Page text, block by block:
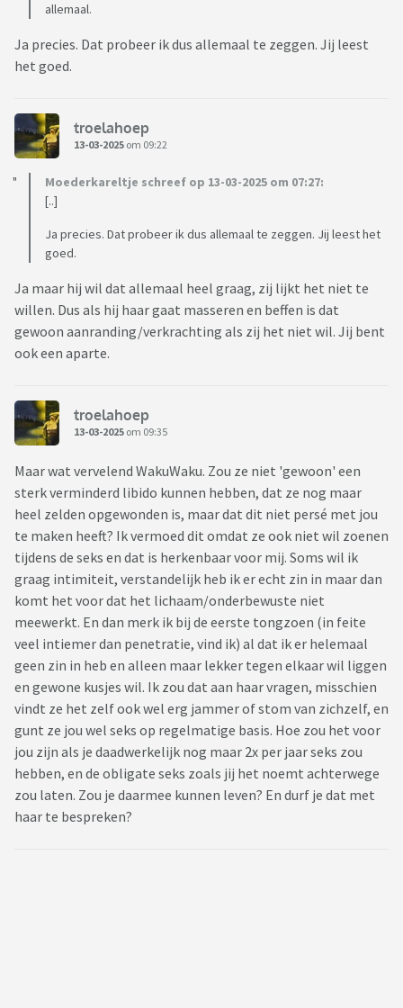
allemaal.
Ja precies. Dat probeer ik dus allemaal te zeggen. Jij leest
het goed.
troelahoep
13-03-2025 om 09:22
Moederkareltje schreef op 13-03-2025 om 07:27:
[..]
Ja precies. Dat probeer ik dus allemaal te zeggen. Jij leest het
goed.
Ja maar hij wil dat allemaal heel graag, zij lijkt het niet te
willen. Dus als hij haar gaat masseren en beffen is dat
gewoon aanranding/verkrachting als zij het niet wil. Jij bent
ook een aparte.
troelahoep
13-03-2025 om 09:35
Maar wat vervelend WakuWaku. Zou ze niet 'gewoon' een
sterk verminderd libido kunnen hebben, dat ze nog maar
heel zelden opgewonden is, maar dat dit niet persé met jou
te maken heeft? Ik vermoed dit omdat ze ook niet wil zoenen
tijdens de seks en dat is herkenbaar voor mij. Soms wil ik
graag intimiteit, verstandelijk heb ik er echt zin in maar dan
komt het voor dat het lichaam/onderbewuste niet
meewerkt. En dan merk ik bij de eerste tongzoen (in feite
veel intiemer dan penetratie, vind ik) al dat ik er helemaal
geen zin in heb en alleen maar lekker tegen elkaar wil liggen
en gewone kusjes wil. Ik zou dat aan haar vragen, misschien
vindt ze het zelf ook wel erg jammer of stom van zichzelf, en
gunt ze jou wel seks op regelmatige basis. Hoe zou het voor
jou zijn als je daadwerkelijk nog maar 2x per jaar seks zou
hebben, en de obligate seks zoals jij het noemt achterwege
zou laten. Zou je daarmee kunnen leven? En durf je dat met
haar te bespreken?